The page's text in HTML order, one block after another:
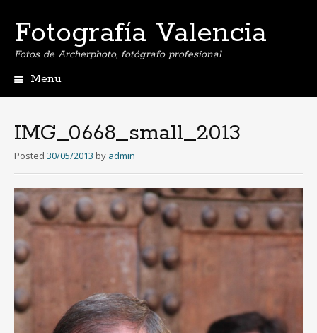
Fotografía Valencia
Fotos de Archerphoto, fotógrafo profesional
Menu
IMG_0668_small_2013
Posted 30/05/2013 by admin